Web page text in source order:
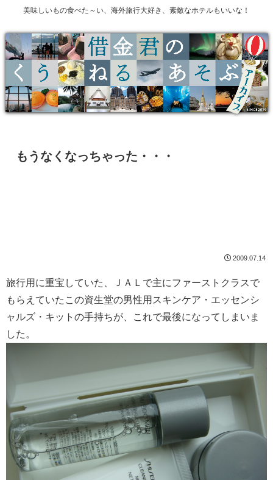
美味しいもの食べた～い、海外旅行大好き、素敵なホテルもいいな！
もうなくなっちゃった・・・
2009.07.14
旅行用に重宝していた、ＪＡＬで主にファーストクラスで
もらえていたこの資生堂の男性用スキンケア・エッセンシ
ャルズ・キットの手持ちが、これで最後になってしまいま
した。